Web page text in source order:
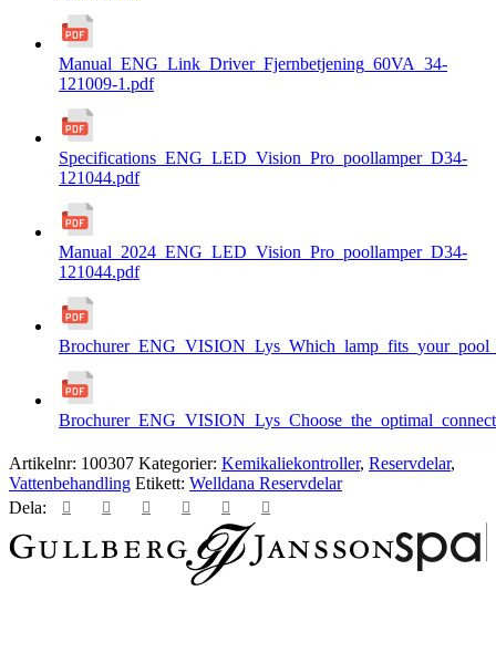
Manual_ENG_Link_Driver_Fjernbetjening_60VA_34-
121009-1.pdf
Specifications_ENG_LED_Vision_Pro_poollamper_D34-
121044.pdf
Manual_2024_ENG_LED_Vision_Pro_poollamper_D34-
121044.pdf
Artikelnr: 100307 Kategorier: Kemikaliekontroller, Reservdelar,
Vattenbehandling Etikett: Welldana Reservdelar
Dela: